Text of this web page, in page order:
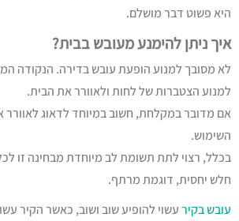
היא פשוט דבר מושלם.
איך ניתן להימנע מעובש בבית?
לא מסובך למנוע הופעת עובש בדירה. הנקודה
למנוע הצטברות של לחות ולאוורר את הבית.
אם מדובר במקלחת, חשוב במיוחד לדאוג לאוורר
השימוש.
בכלל, רצוי לתת תשומת לב מיוחדת מבחינה זו
חלש יחסית, דוגמת מרתף.
עובש בקירעשוי להופיע שוב ושוב, כאשר הקיר